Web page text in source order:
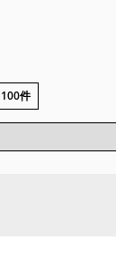
100件